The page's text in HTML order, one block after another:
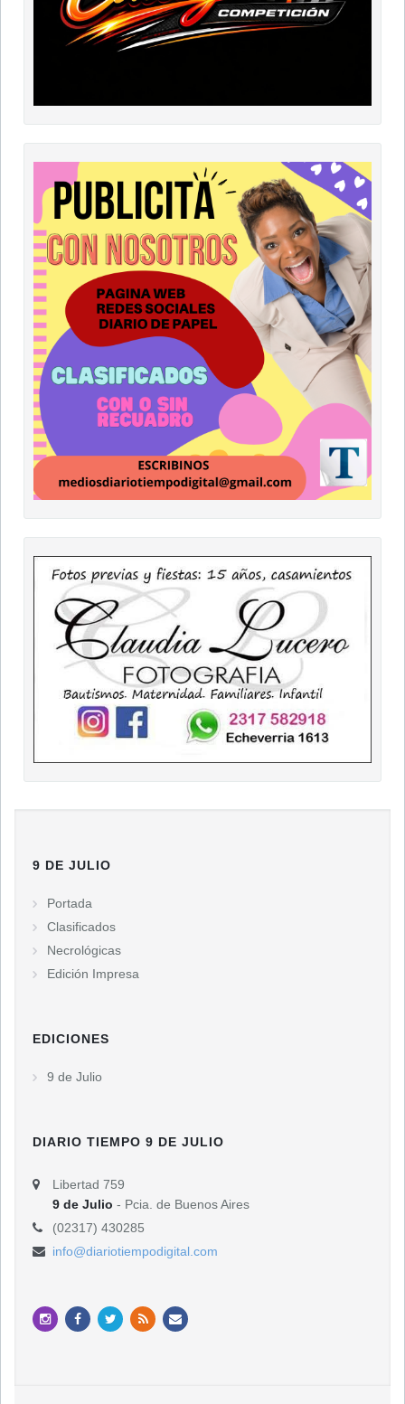
9 DE JULIO
Portada
Clasificados
Necrológicas
Edición Impresa
EDICIONES
9 de Julio
DIARIO TIEMPO 9 DE JULIO
Libertad 759
9 de Julio - Pcia. de Buenos Aires
(02317) 430285
info@diariotiempodigital.com